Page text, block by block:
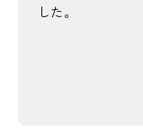
した。